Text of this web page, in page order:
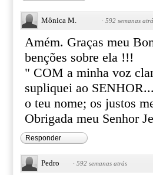
Mônica M. · 592 semanas
Amém. Graças meu
benções sobre ela !!!
" COM a minha voz
supliquei ao
o teu nome; os justos
Obrigada meu Senhor
Responder
Pedro · 592 semanas atrás